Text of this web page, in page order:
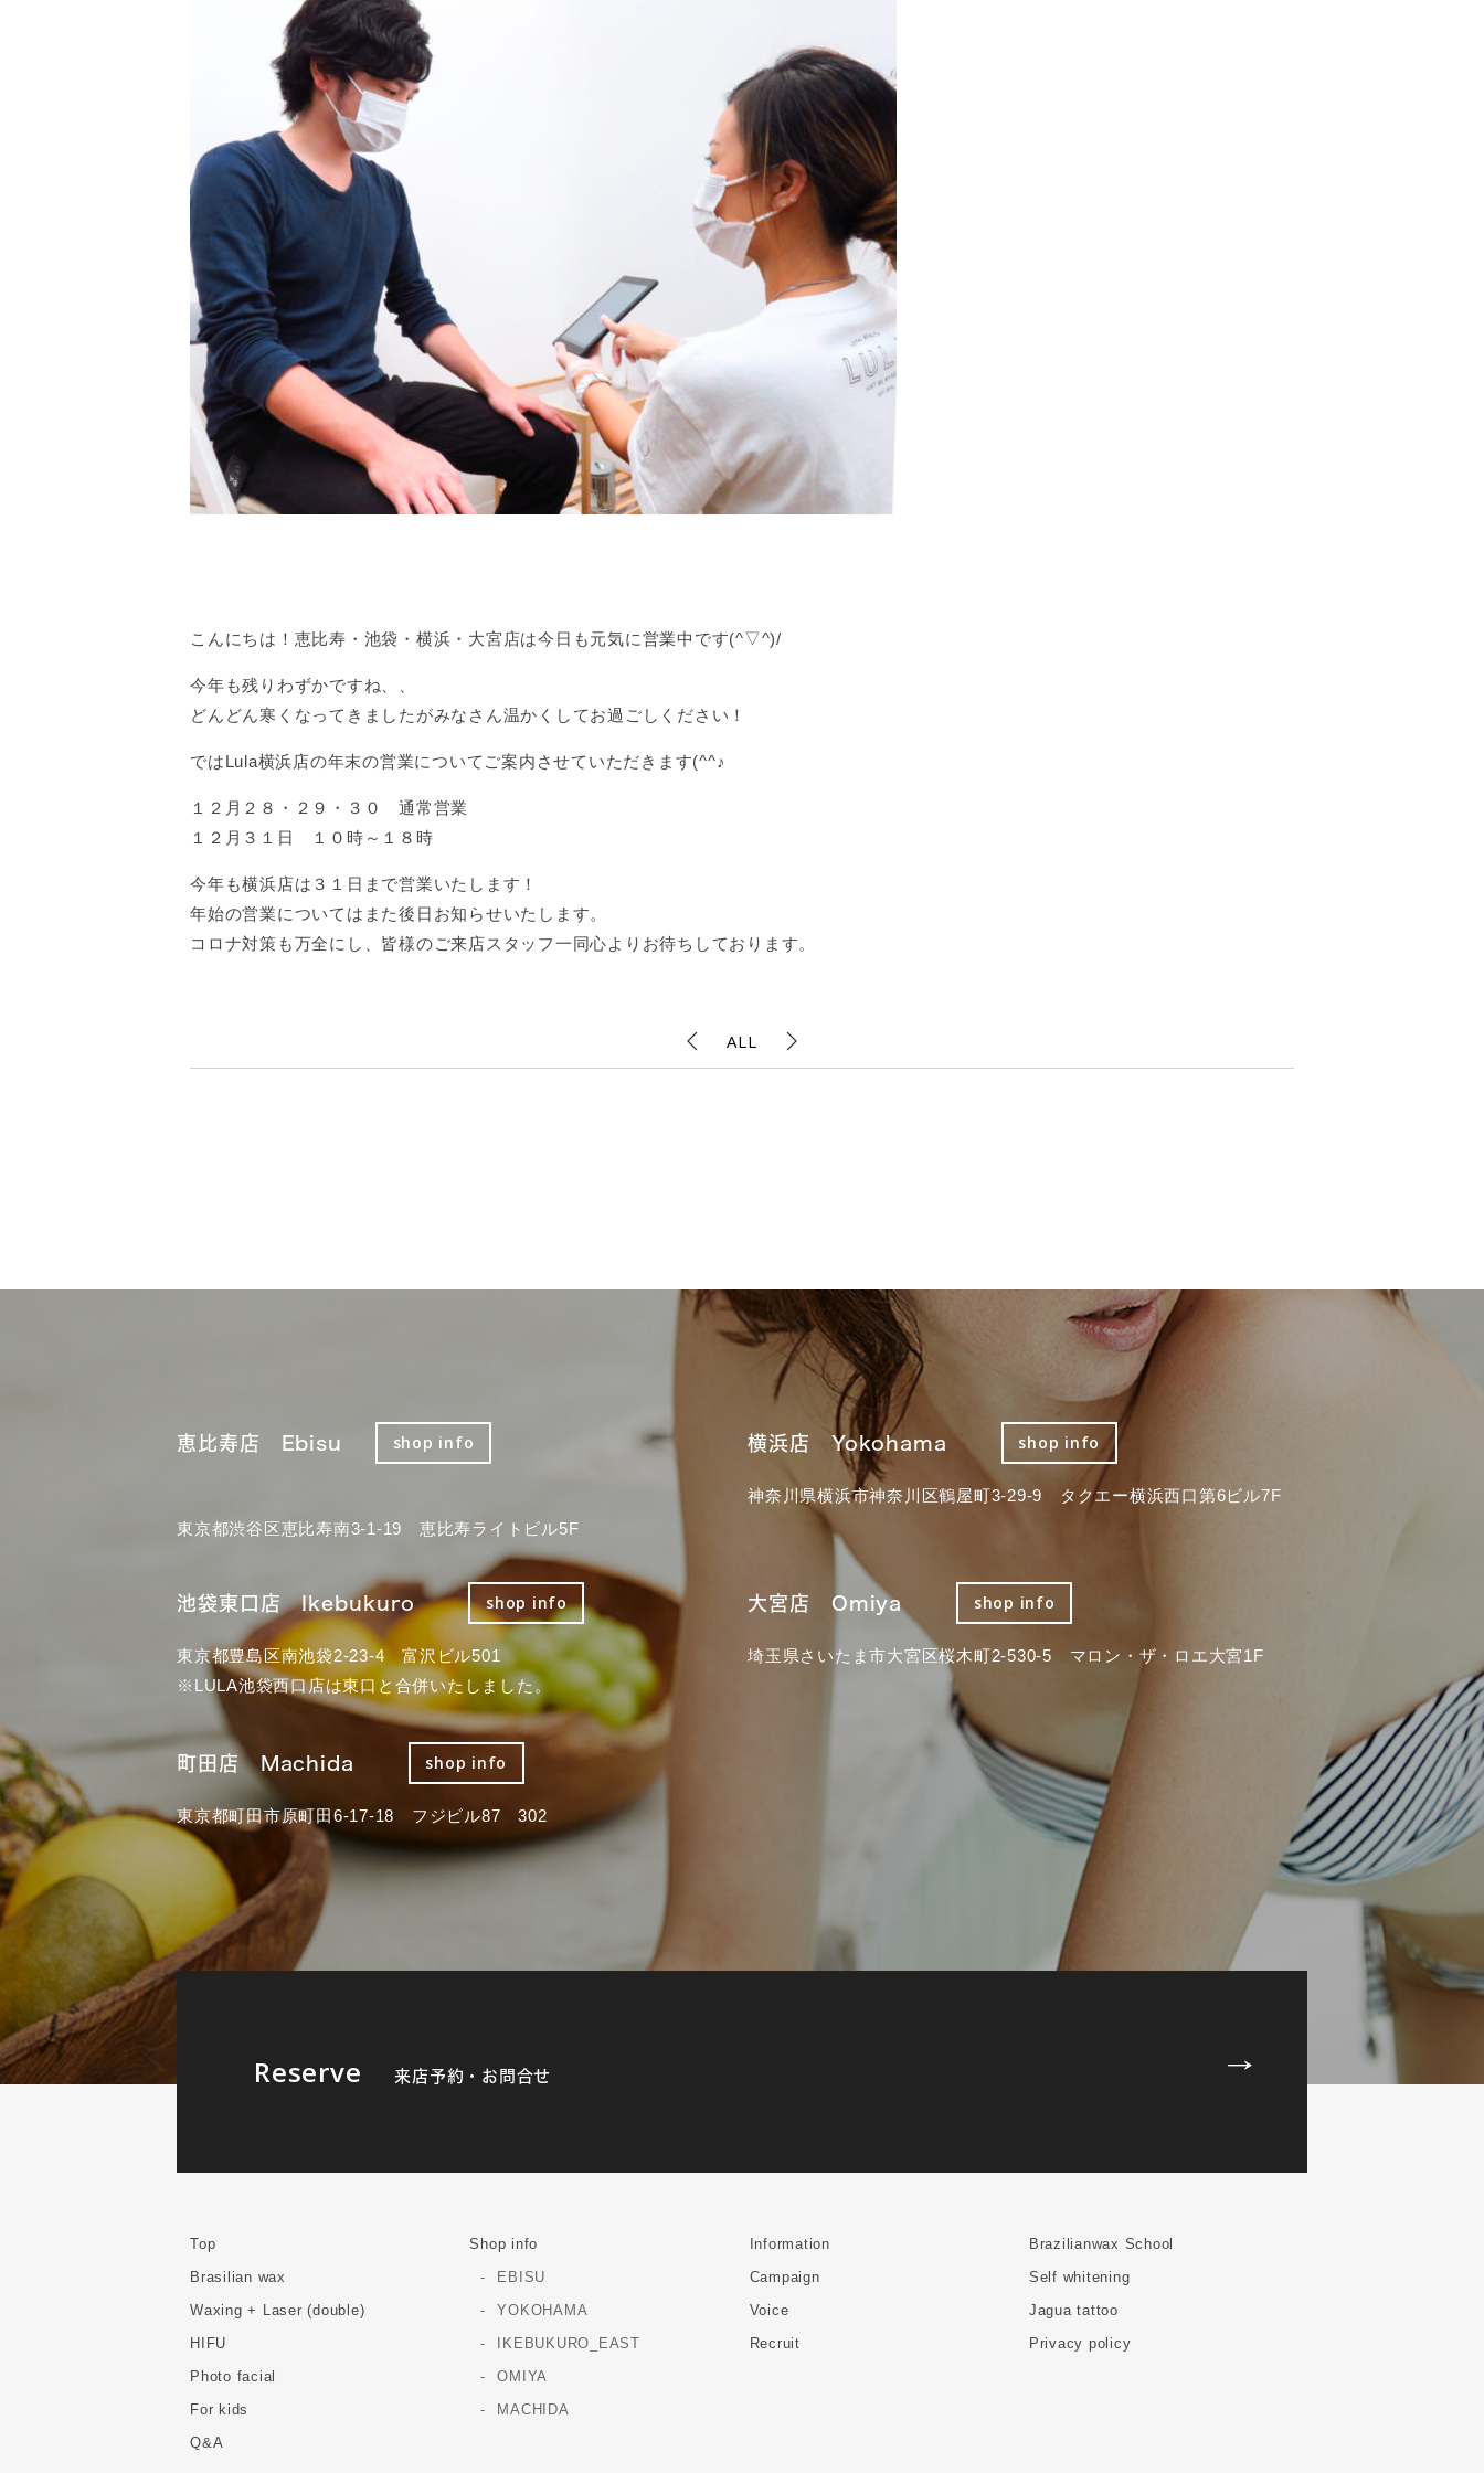
こんにちは！恵比寿・池袋・横浜・大宮店は今日も元気に営業中です(^▽^)/
今年も残りわずかですね、、
どんどん寒くなってきましたがみなさん温かくしてお過ごしください！
ではLula横浜店の年末の営業についてご案内させていただきます(^^♪
１２月２８・２９・３０ 通常営業
１２月３１日 １０時～１８時
今年も横浜店は３１日まで営業いたします！
年始の営業についてはまた後日お知らせいたします。
コロナ対策も万全にし、皆様のご来店スタッフ一同心よりお待ちしております。
ALL
恵比寿店 Ebisu shop info
東京都渋谷区恵比寿南3-1-19 恵比寿ライトビル5F
横浜店 Yokohama shop info
神奈川県横浜市神奈川区鶴屋町3-29-9 タクエー横浜西口第6ビル7F
池袋東口店 Ikebukuro shop info
東京都豊島区南池袋2-23-4 富沢ビル501
※LULA池袋西口店は東口と合併いたしました。
大宮店 Omiya shop info
埼玉県さいたま市大宮区桜木町2-530-5 マロン・ザ・ロエ大宮1F
町田店 Machida shop info
東京都町田市原町田6-17-18 フジビル87 302
Reserve 来店予約・お問合せ
Top
Brasilian wax
Waxing + Laser (double)
HIFU
Photo facial
For kids
Q&A
Shop info
EBISU
YOKOHAMA
IKEBUKURO_EAST
OMIYA
MACHIDA
Information
Campaign
Voice
Recruit
Brazilianwax School
Self whitening
Jagua tattoo
Privacy policy